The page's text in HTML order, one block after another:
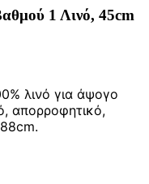
1 Λινό, 45cm
λινό για άψογο
απορροφητικό,